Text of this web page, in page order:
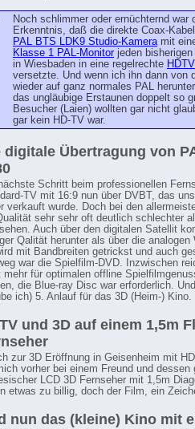
Noch schlimmer oder ernüchternd war
Erkenntnis, daß die direkte Coax-
PAL BTS LDK9 Studio-Kameramit
Klasse 1 PAL-Monitor jeden
in Wiesbaden in eine regelrechte
versetzte. Und wenn ich ihn dann von
wieder auf ganz normales PAL
das ungläubige Erstaunen doppelt so
Besucher (Laien) wollten gar nicht
gar kein HD-TV war.
digitale Übertragung von
Schritt beim professionellen
TV mit 16:9 nun über DVBT, das
verkauft wurde. Doch bei den
sehr sehr oft deutlich schlechter
Auch über den digitalen Satellit
Qalität herunter als über die analogen
mit Bandbreiten getrickst und auch
war die Spielfilm-DVD. Inzwischen
mehr für optimalen offline
die Blue-ray Disc war erforderlich.
ich) 5. Anlauf für das 3D (Heim-) Kino.
und 3D auf einem 1,5m
zur 3D Eröffnung in Geisenheim mit
vorher bei einem Freund und
LCD 3D Fernseher mit 1,5m
etwas zu billig, doch der Film, ein
nun das (kleine) Kino mit